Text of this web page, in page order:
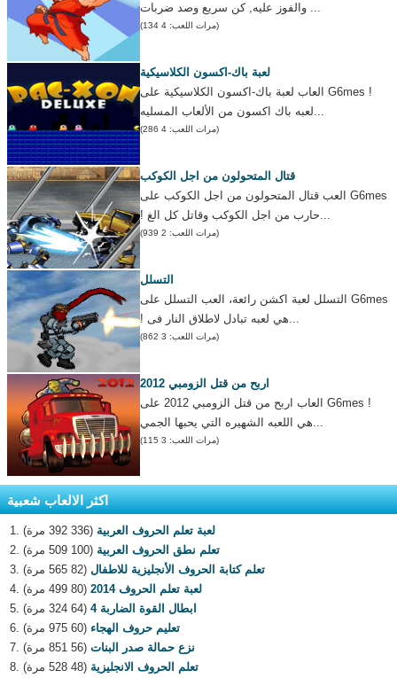
والفوز عليه, كن سريع وصد ضربات ...
(مرات اللعب: 4 134)
لعبة باك-اكسون الكلاسيكية
العاب لعبة باك-اكسون الكلاسيكية على G6mes !
لعبه باك اكسون من الألعاب المسليه...
(مرات اللعب: 4 286)
قتال المتحولون من اجل الكوكب
العب قتال المتحولون من اجل الكوكب على G6mes
! حارب من اجل الكوكب وقاتل كل الغ...
(مرات اللعب: 2 939)
التسلل
التسلل لعبة اكشن رائعة، العب التسلل على G6mes
! هي لعبه تبادل لاطلاق النار فى...
(مرات اللعب: 3 862)
اربح من قتل الزومبي 2012
العاب اربح من قتل الزومبي 2012 على G6mes !
هي اللعبه الشهيره التي يحبها الجمي...
(مرات اللعب: 3 115)
اكثر الالعاب شعبية
لعبة تعلم الحروف العربية (336 392 مرة)
تعلم نطق الحروف العربية (100 509 مرة)
تعلم كتابة الحروف الأنجليزية للاطفال (82 565 مرة)
لعبة تعلم الحروف 2014
(80 499 مرة)
ابطال القوة الضاربة 4
(64 324 مرة)
تعليم حروف الهجاء (60 975 مرة)
نزع حمالة صدر البنات (56 851 مرة)
تعلم الحروف الانجليزية (48 528 مرة)